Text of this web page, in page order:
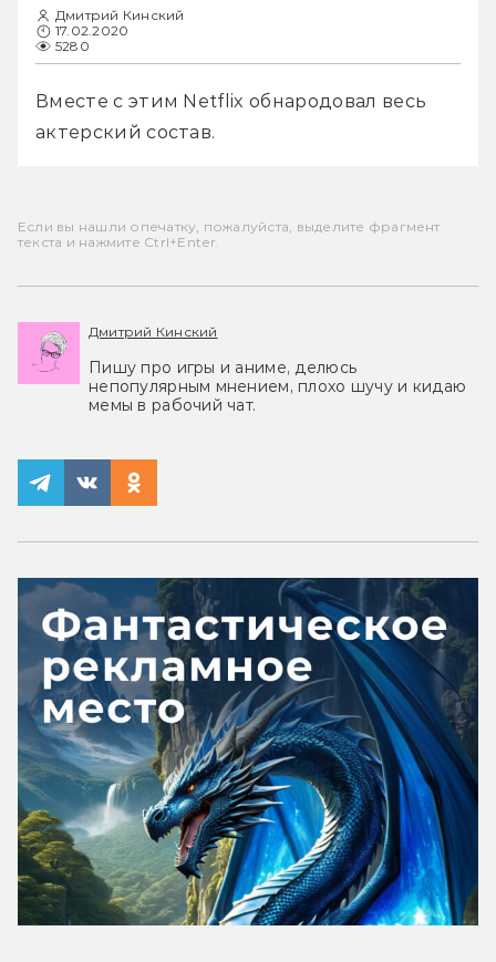
Дмитрий Кинский
17.02.2020
5280
Вместе с этим Netflix обнародовал весь
актерский состав.
Если вы нашли опечатку, пожалуйста, выделите фрагмент
текста и нажмите Ctrl+Enter.
Дмитрий Кинский
Пишу про игры и аниме, делюсь
непопулярным мнением, плохо шучу и кидаю
мемы в рабочий чат.